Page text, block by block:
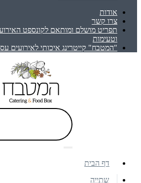
אודות
צרו קשר
תפריט מושלם ומותאם לקונספט האירוע
וטעימות
"המטבח" קייטרינג איכותי לאירועים
דף הבית
שתייה